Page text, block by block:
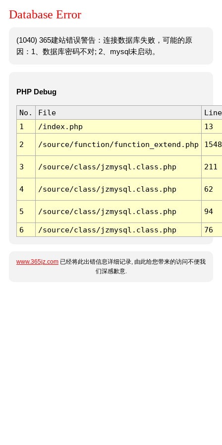
Database Error
(1040) 365建站错误警告：连接数据库失败，可能的原
因：1、数据库密码不对; 2、mysql未启动。
PHP Debug
No. File
Line
1
/index.php 13
2 /source/function/function_extend.php 1548
3 /source/class/jzmysql.class.php 211
4 /source/class/jzmysql.class.php 62
5 /source/class/jzmysql.class.php 94
6 /source/class/jzmysql.class.php 76
www.365jz.com 已经将此出错信息详细记录, 由此给您带来的访问不便我
们深感歉意.